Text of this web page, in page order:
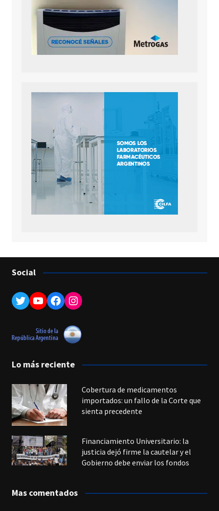
Social
Twitter
YouTube
Facebook
Instagram
Lo más reciente
Cobertura de medicamentos
importados: un fallo de la Corte que
sienta precedente
Financiamiento Universitario: la
justicia dejó firme la cautelar y el
Gobierno debe enviar los fondos
Mas comentados